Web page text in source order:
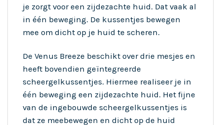
je zorgt voor een zijdezachte huid. Dat vaak al
in één beweging. De kussentjes bewegen
mee om dicht op je huid te scheren.
De Venus Breeze beschikt over drie mesjes en
heeft bovendien geïntegreerde
scheergelkussentjes. Hiermee realiseer je in
één beweging een zijdezachte huid. Het fijne
van de ingebouwde scheergelkussentjes is
dat ze meebewegen en dicht op de huid